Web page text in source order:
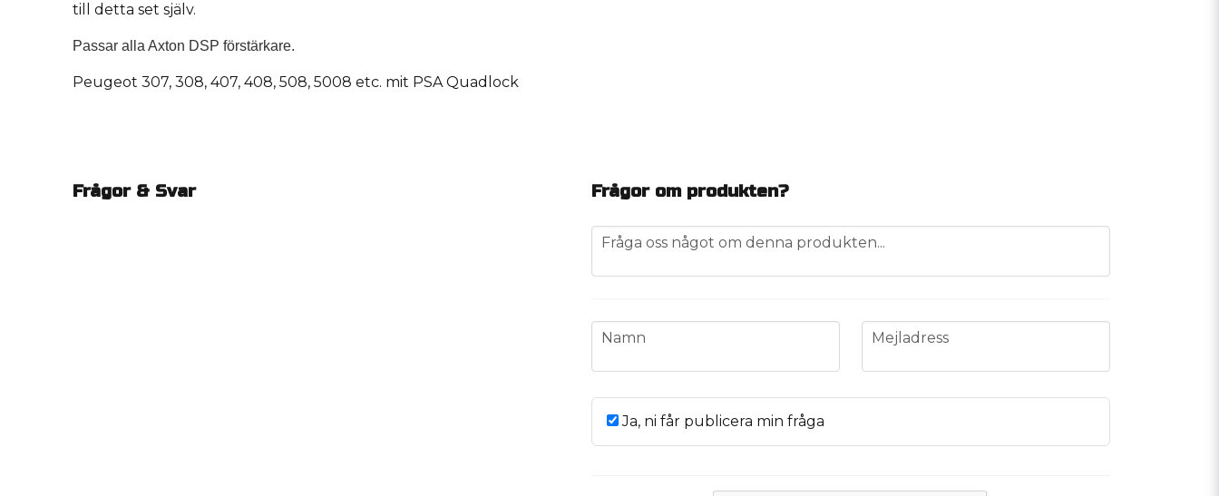
till detta set själv.
Passar alla Axton DSP förstärkare.
Peugeot 307, 308, 407, 408, 508, 5008 etc. mit PSA Quadlock
Frågor & Svar Frågor om produkten?
question
Fråga oss något om denna produkten...
name
Namn email
Mejladress
Ja, ni får publicera min fråga